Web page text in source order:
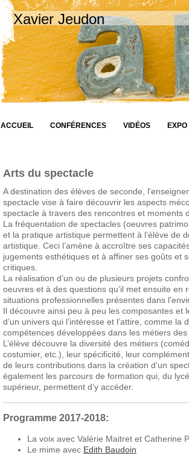
Xavier Jeudon
ACCUEIL CONFÉRENCES VIDÉOS EXPO
Arts du spectacle
A destination des élèves de seconde,
spectacle vise à faire découvrir les aspects
spectacle à travers des rencontres et moments
La fréquentation de spectacles (oeuvres
et la pratique artistique permettent à l’élève de
artistique. Ceci l’amène à accroître ses
jugements esthétiques et à affiner ses goûts et
critiques.
La réalisation d’un ou de plusieurs projets
oeuvres et à des questions qu’il met ensuite en
situations professionnelles présentes dans
Il découvre ainsi peu à peu les composantes et
d’un univers qui l’intéresse et l’attire, comme la
compétences développées dans les métiers
L’élève découvre la diversité des métiers
costumier, etc.), leur spécificité, leur
de leurs contributions dans la création d’un
également les parcours de formation qui, du
supérieur, permettent d’y accéder.
Programme 2017-2018:
La voix avec Valérie Maitret et Catherine
Le mime avec Edith Baudoin